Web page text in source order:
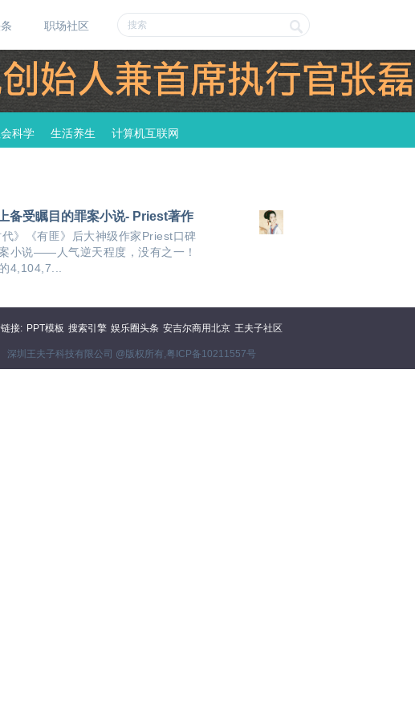
职场社区
科学 生活养生 计算机互联网
备受瞩目的罪案小说- Priest著作
》《有匪》后大神级作家Priest口碑
小说——人气逆天程度，没有之一！
4,104,7...
接: PPT模板 搜索引擎 娱乐圈头条 安吉尔商用北京 王夫子社区
深圳王夫子科技有限公司 @版权所有,粤ICP备10211557号